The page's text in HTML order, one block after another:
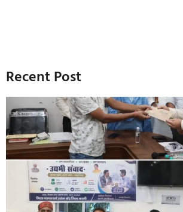
Recent Post